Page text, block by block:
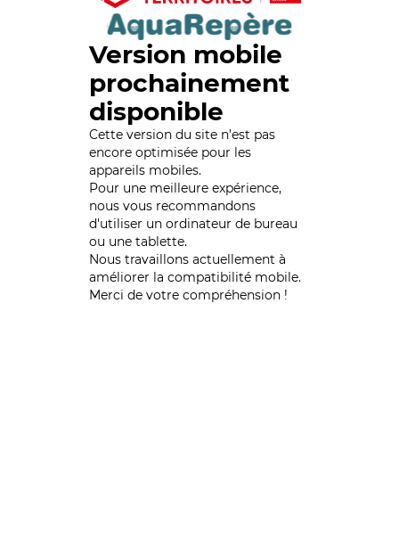
Version mobile
prochainement
disponible
Cette version du site n’est pas
encore optimisée pour les
appareils mobiles.
Pour une meilleure expérience,
nous vous recommandons
d'utiliser un ordinateur de bureau
ou une tablette.
Nous travaillons actuellement à
améliorer la compatibilité mobile.
Merci de votre compréhension !